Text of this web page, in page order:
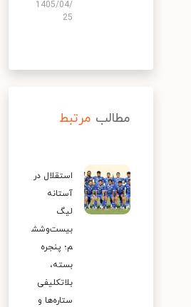
1405/04/
25
مطالب مرتبط
استقلال در
آستانه
لیگ
بیست‌وشش
م؛ پنجره
بسته،
بلاتکلیفی
ستاره‌ها و